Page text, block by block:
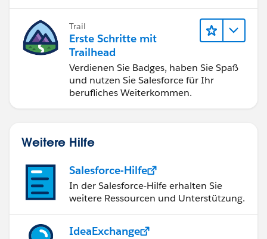
Trail
Erste Schritte mit
Trailhead
Verdienen Sie Badges, haben Sie Spaß
und nutzen Sie Salesforce für Ihr
berufliches Weiterkommen.
Weitere Hilfe
Salesforce-Hilfe
In der Salesforce-Hilfe erhalten Sie
weitere Ressourcen und Unterstützung.
IdeaExchange